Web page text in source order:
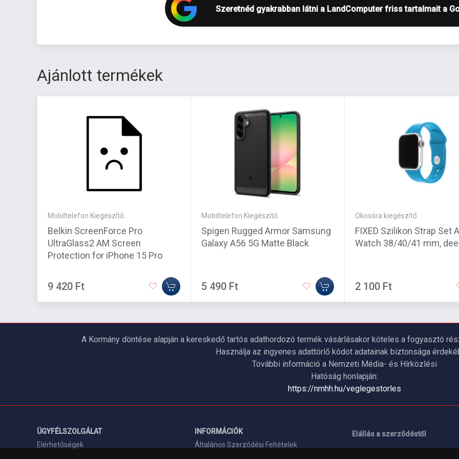
Szeretnéd gyakrabban látni a LandComputer friss tartalmait a
Ajánlott termékek
Mobiltelefon Kiegészítő
Belkin ScreenForce Pro
UltraGlass2 AM Screen
Protection for iPhone 15 Pro
9 420 Ft
Mobiltelefon Kiegészítő
Spigen Rugged Armor Samsung
Galaxy A56 5G Matte Black
5 490 Ft
Okosóra kiegészítő
FIXED Szilikon Strap Set
Watch 38/40/41 mm,
2 100 Ft
A Kormány döntése alapján a kereskedő tartós adathordozó termék vásárlásakor köteles a fogyasztó
Használja az ingyenes adattörlő kódot adatainak biztonsága
További információ a Nemzeti Média- és Hírközlési
Hatóság honlapján:
https://nmhh.hu/veglegestorles
ÜGYFÉLSZOLGÁLAT
Elérhetőségek
INFORMÁCIÓK
Általános Szerződési Feltételek
Elállás a szerződéstől